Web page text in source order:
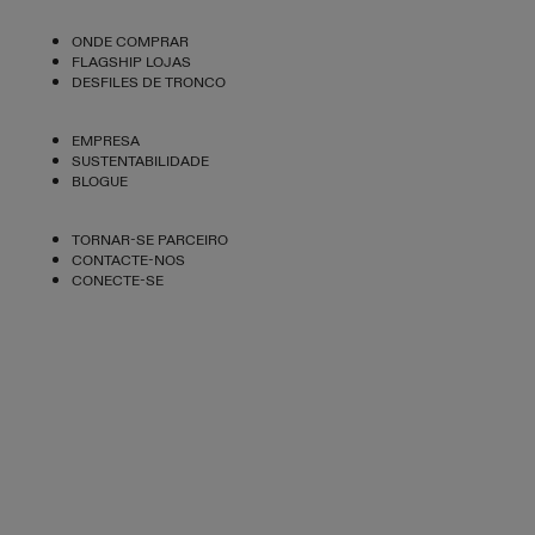
ONDE COMPRAR
FLAGSHIP LOJAS
DESFILES DE TRONCO
EMPRESA
SUSTENTABILIDADE
BLOGUE
TORNAR-SE PARCEIRO
CONTACTE-NOS
CONECTE-SE